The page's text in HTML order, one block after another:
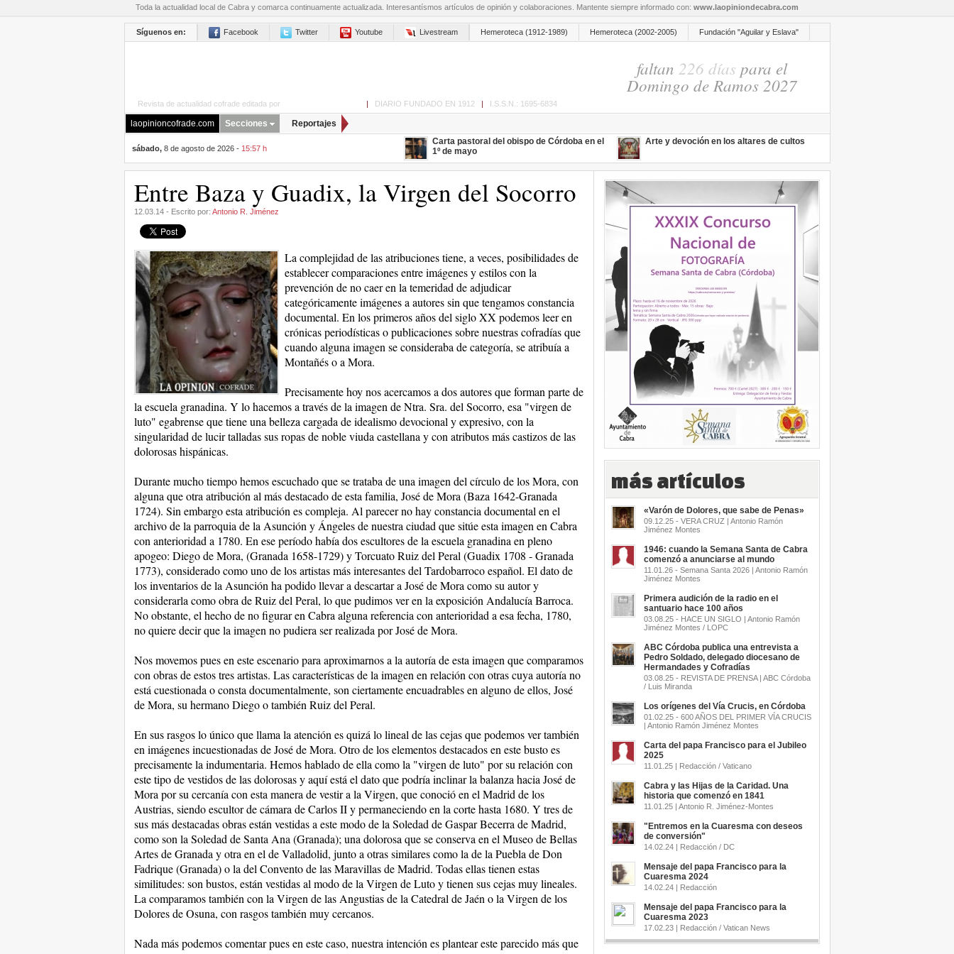
Toda la actualidad local de Cabra y comarca continuamente actualizada. Interesantísmos artículos de opinión y colaboraciones. Mantente siempre informado con: www.laopiniondecabra.com
Síguenos en: Facebook Twitter Youtube Livestream Hemeroteca (1912-1989) Hemeroteca (2002-2005) Fundación "Aguilar y Eslava"
faltan 226 días para el
Domingo de Ramos 2027
Revista de actualidad cofrade editada por | DIARIO FUNDADO EN 1912 | I.S.S.N.: 1695-6834
laopinioncofrade.com Secciones Reportajes
sábado,8 de agosto de 2026 - 15:57 h
Carta pastoral del obispo de Córdoba en el
1º de mayo
Arte y devoción en los altares de cultos
Entre Baza y Guadix, la Virgen del Socorro
12.03.14 - Escrito por: Antonio R. Jiménez
La complejidad de las atribuciones tiene, a veces, posibilidades de
establecer comparaciones entre imágenes y estilos con la
prevención de no caer en la temeridad de adjudicar
categóricamente imágenes a autores sin que tengamos constancia
documental. En los primeros años del siglo XX podemos leer en
crónicas periodísticas o publicaciones sobre nuestras cofradías que
cuando alguna imagen se consideraba de categoría, se atribuía a
Montañés o a Mora.
Precisamente hoy nos acercamos a dos autores que forman parte de
la escuela granadina. Y lo hacemos a través de la imagen de Ntra. Sra. del Socorro, esa "virgen de
luto" egabrense que tiene una belleza cargada de idealismo devocional y expresivo, con la
singularidad de lucir talladas sus ropas de noble viuda castellana y con atributos más castizos de las
dolorosas hispánicas.
Durante mucho tiempo hemos escuchado que se trataba de una imagen del círculo de los Mora, con
alguna que otra atribución al más destacado de esta familia, José de Mora (Baza 1642-Granada
1724). Sin embargo esta atribución es compleja. Al parecer no hay constancia documental en el
archivo de la parroquia de la Asunción y Ángeles de nuestra ciudad que sitúe esta imagen en Cabra
con anterioridad a 1780. En ese período había dos escultores de la escuela granadina en pleno
apogeo: Diego de Mora, (Granada 1658-1729) y Torcuato Ruiz del Peral (Guadix 1708 - Granada
1773), considerado como uno de los artistas más interesantes del Tardobarroco español. El dato de
los inventarios de la Asunción ha podido llevar a descartar a José de Mora como su autor y
considerarla como obra de Ruiz del Peral, lo que pudimos ver en la exposición Andalucía Barroca.
No obstante, el hecho de no figurar en Cabra alguna referencia con anterioridad a esa fecha, 1780,
no quiere decir que la imagen no pudiera ser realizada por José de Mora.
Nos movemos pues en este escenario para aproximarnos a la autoría de esta imagen que comparamos
con obras de estos tres artistas. Las características de la imagen en relación con otras cuya autoría no
está cuestionada o consta documentalmente, son ciertamente encuadrables en alguno de ellos, José
de Mora, su hermano Diego o también Ruiz del Peral.
En sus rasgos lo único que llama la atención es quizá lo lineal de las cejas que podemos ver también
en imágenes incuestionadas de José de Mora. Otro de los elementos destacados en este busto es
precisamente la indumentaria. Hemos hablado de ella como la "virgen de luto" por su relación con
este tipo de vestidos de las dolorosas y aquí está el dato que podría inclinar la balanza hacia José de
Mora por su cercanía con esta manera de vestir a la Virgen, que conoció en el Madrid de los
Austrias, siendo escultor de cámara de Carlos II y permaneciendo en la corte hasta 1680. Y tres de
sus más destacadas obras están vestidas a este modo de la Soledad de Gaspar Becerra de Madrid,
como son la Soledad de Santa Ana (Granada); una dolorosa que se conserva en el Museo de Bellas
Artes de Granada y otra en el de Valladolid, junto a otras similares como la de la Puebla de Don
Fadrique (Granada) o la del Convento de las Maravillas de Madrid. Todas ellas tienen estas
similitudes: son bustos, están vestidas al modo de la Virgen de Luto y tienen sus cejas muy lineales.
La comparamos también con la Virgen de las Angustias de la Catedral de Jaén o la Virgen de los
Dolores de Osuna, con rasgos también muy cercanos.
Nada más podemos comentar pues en este caso, nuestra intención es plantear este parecido más que
más artículos
«Varón de Dolores, que sabe de Penas»
09.12.25 - VERA CRUZ | Antonio Ramón
Jiménez Montes
1946: cuando la Semana Santa de Cabra
comenzó a anunciarse al mundo
11.01.26 - Semana Santa 2026 | Antonio Ramón
Jiménez Montes
Primera audición de la radio en el
santuario hace 100 años
03.08.25 - HACE UN SIGLO | Antonio Ramón
Jiménez Montes / LOPC
ABC Córdoba publica una entrevista a
Pedro Soldado, delegado diocesano de
Hermandades y Cofradías
03.08.25 - REVISTA DE PRENSA | ABC Córdoba
/ Luis Miranda
Los orígenes del Vía Crucis, en Córdoba
01.02.25 - 600 AÑOS DEL PRIMER VÍA CRUCIS
| Antonio Ramón Jiménez Montes
Carta del papa Francisco para el Jubileo
2025
11.01.25 | Redacción / Vaticano
Cabra y las Hijas de la Caridad. Una
historia que comenzó en 1841
11.01.25 | Antonio R. Jiménez-Montes
"Entremos en la Cuaresma con deseos
de conversión"
14.02.24 | Redacción / DC
Mensaje del papa Francisco para la
Cuaresma 2024
14.02.24 | Redacción
Mensaje del papa Francisco para la
Cuaresma 2023
17.02.23 | Redacción / Vatican News